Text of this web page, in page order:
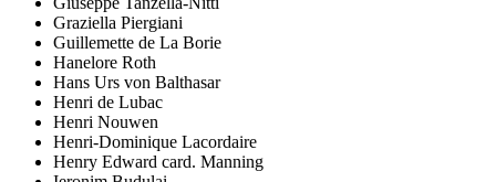
Graziella Piergiani
Guillemette de La Borie
Hanelore Roth
Hans Urs von Balthasar
Henri de Lubac
Henri Nouwen
Henri-Dominique Lacordaire
Henry Edward card. Manning